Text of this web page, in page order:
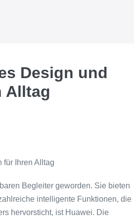
Design und
Alltag
für Ihren Alltag
Begleiter geworden. Sie bieten
intelligente Funktionen, die
hervorsticht, ist Huawei. Die